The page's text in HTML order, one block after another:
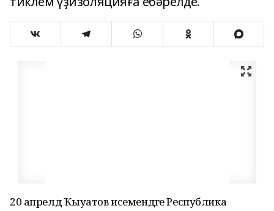
20 апрелдә Ҡыуатов исемендәге Республика